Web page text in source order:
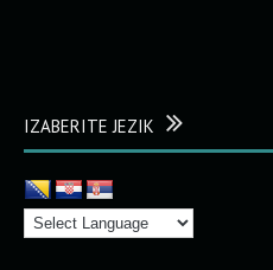
IZABERITE JEZIK